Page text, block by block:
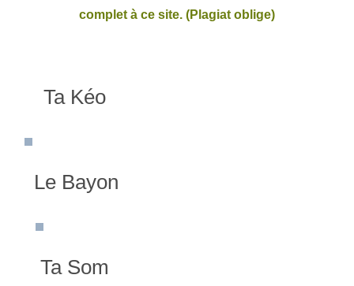
complet à ce site. (Plagiat oblige)
Ta Kéo
Le Bayon
Ta Som